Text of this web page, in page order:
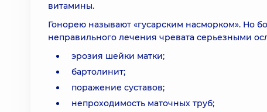
витамины.
Гонорею называют «гусарским насморком». Но
неправильного лечения чревата серьезными
эрозия шейки матки;
бартолинит;
поражение суставов;
непроходимость маточных труб;